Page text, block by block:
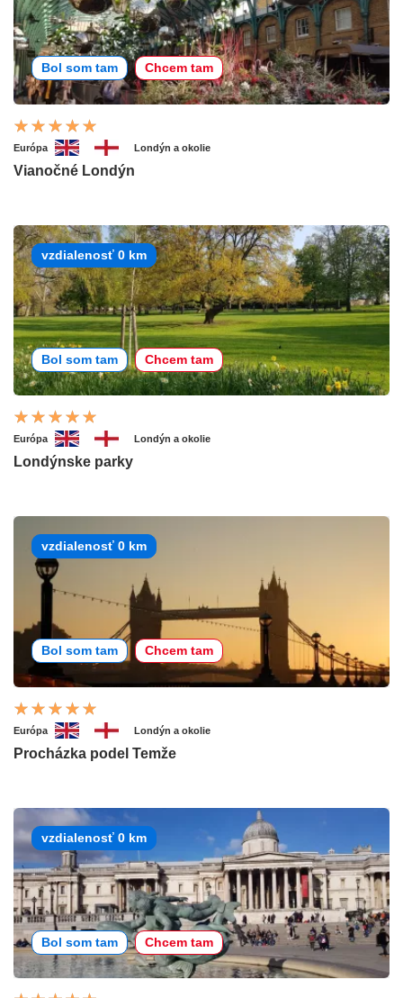
Bol som tam Chcem tam
Európa Londýn a okolie
Vianočné Londýn
vzdialenosť 0 km
Bol som tam Chcem tam
Európa Londýn a okolie
Londýnske parky
vzdialenosť 0 km
Bol som tam Chcem tam
Európa Londýn a okolie
Procházka podel Temže
vzdialenosť 0 km
Bol som tam Chcem tam